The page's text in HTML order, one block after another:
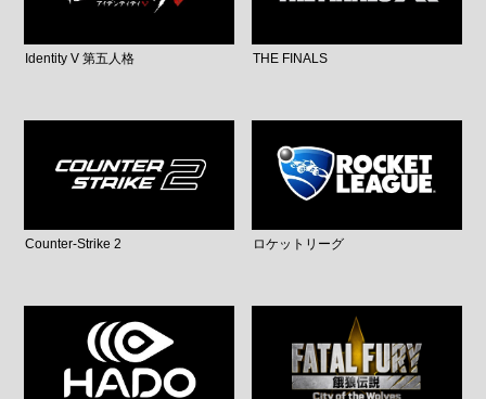
Identity V 第五人格 THE FINALS
Counter-Strike 2 ロケットリーグ